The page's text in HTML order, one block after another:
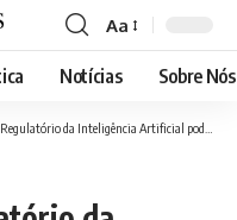
Font
Resizer
Aa
Notícias Sobre Nós
Artificial pode mudar empresas, consumidores e direitos digitais no Brasil